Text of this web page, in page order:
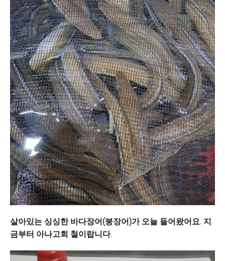
살아있는 싱싱한 바다장어(붕장어)가 오늘 들어왔어요. 지
금부터 아나고회 철이랍니다.